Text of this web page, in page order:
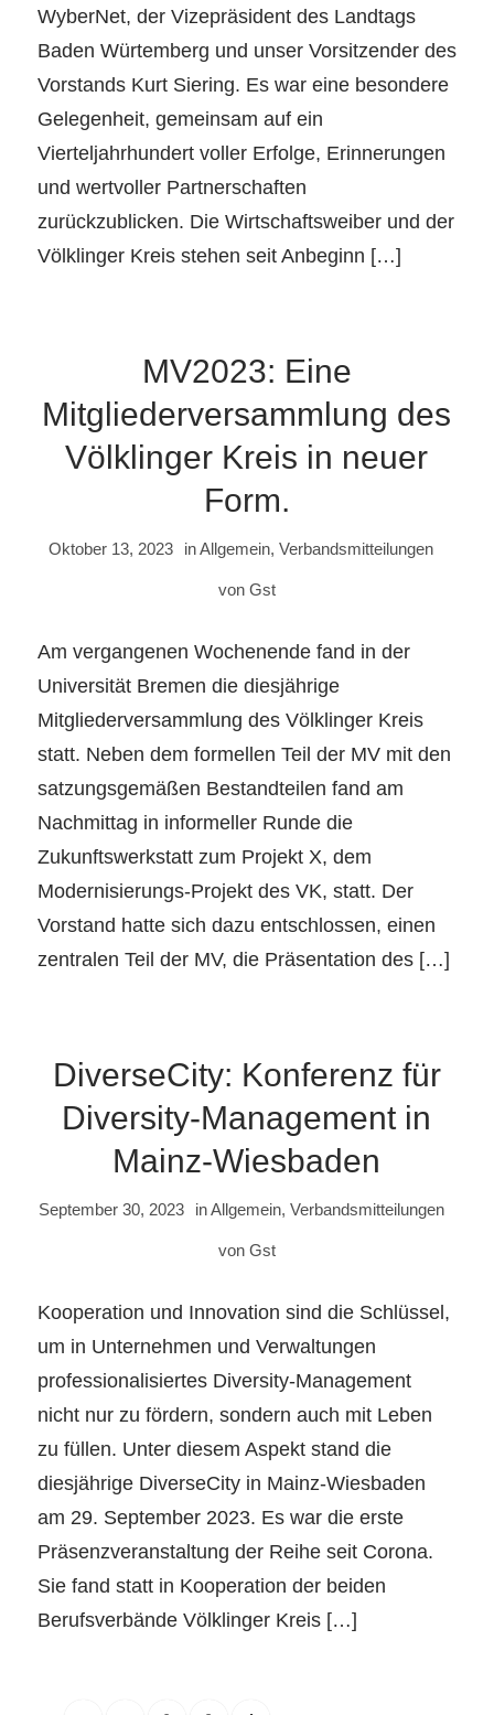
WyberNet, der Vizepräsident des Landtags
Baden Würtemberg und unser Vorsitzender des
Vorstands Kurt Siering. Es war eine besondere
Gelegenheit, gemeinsam auf ein
Vierteljahrhundert voller Erfolge, Erinnerungen
und wertvoller Partnerschaften
zurückzublicken. Die Wirtschaftsweiber und der
Völklinger Kreis stehen seit Anbeginn […]
MV2023: Eine
Mitgliederversammlung des
Völklinger Kreis in neuer
Form.
Oktober 13, 2023 inAllgemein,Verbandsmitteilungen
von Gst
Am vergangenen Wochenende fand in der
Universität Bremen die diesjährige
Mitgliederversammlung des Völklinger Kreis
statt. Neben dem formellen Teil der MV mit den
satzungsgemäßen Bestandteilen fand am
Nachmittag in informeller Runde die
Zukunftswerkstatt zum Projekt X, dem
Modernisierungs-Projekt des VK, statt. Der
Vorstand hatte sich dazu entschlossen, einen
zentralen Teil der MV, die Präsentation des […]
DiverseCity: Konferenz für
Diversity-Management in
Mainz-Wiesbaden
September 30, 2023 inAllgemein, Verbandsmitteilungen
von Gst
Kooperation und Innovation sind die Schlüssel,
um in Unternehmen und Verwaltungen
professionalisiertes Diversity-Management
nicht nur zu fördern, sondern auch mit Leben
zu füllen. Unter diesem Aspekt stand die
diesjährige DiverseCity in Mainz-Wiesbaden
am 29. September 2023. Es war die erste
Präsenzveranstaltung der Reihe seit Corona.
Sie fand statt in Kooperation der beiden
Berufsverbände Völklinger Kreis […]